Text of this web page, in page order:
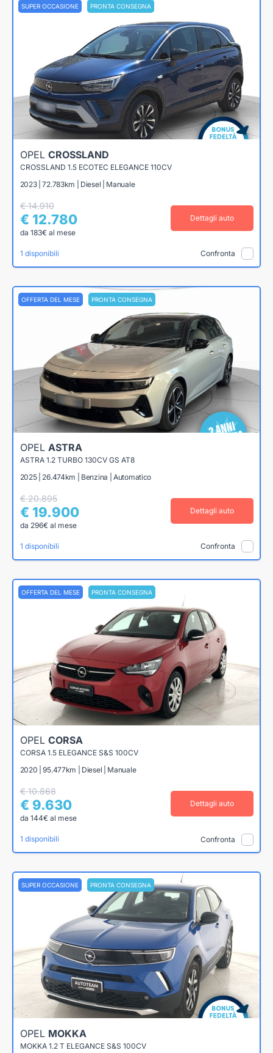
SUPER OCCASIONE PRONTA CONSEGNA
OPEL CROSSLAND
CROSSLAND 1.5 ECOTEC ELEGANCE 110CV
2023 | 72.783km | Diesel | Manuale
€ 14.910
€ 12.780
da 183€ al mese
Dettagli auto
1 disponibili Confronta
OFFERTA DEL MESE PRONTA CONSEGNA
OPEL ASTRA
ASTRA 1.2 TURBO 130CV GS AT8
2025 | 26.474km | Benzina | Automatico
€ 20.895
€ 19.900
da 296€ al mese
Dettagli auto
1 disponibili Confronta
OFFERTA DEL MESE PRONTA CONSEGNA
OPEL CORSA
CORSA 1.5 ELEGANCE S&S 100CV
2020 | 95.477km | Diesel | Manuale
€ 10.868
€ 9.630
da 144€ al mese
Dettagli auto
1 disponibili Confronta
SUPER OCCASIONE PRONTA CONSEGNA
OPEL MOKKA
MOKKA 1.2 T ELEGANCE S&S 100CV